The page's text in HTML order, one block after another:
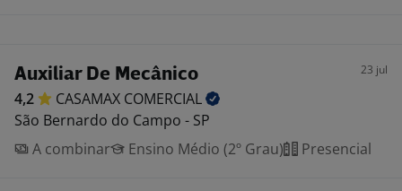
Auxiliar De Mecânico 23 jul
4,2 CASAMAX COMERCIAL
São Bernardo do Campo - SP
A combinar
Ensino Médio (2º Grau) Presencial